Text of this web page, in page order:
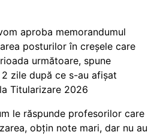
aproba memorandumul
posturilor în creșele care
următoare, spune
zile după ce s-au afișat
Titularizare 2026
le răspunde profesorilor care
obțin note mari, dar nu au